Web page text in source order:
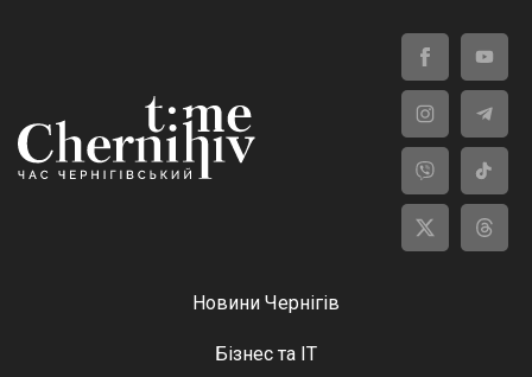
Новини Чернігів
Бізнес та ІТ